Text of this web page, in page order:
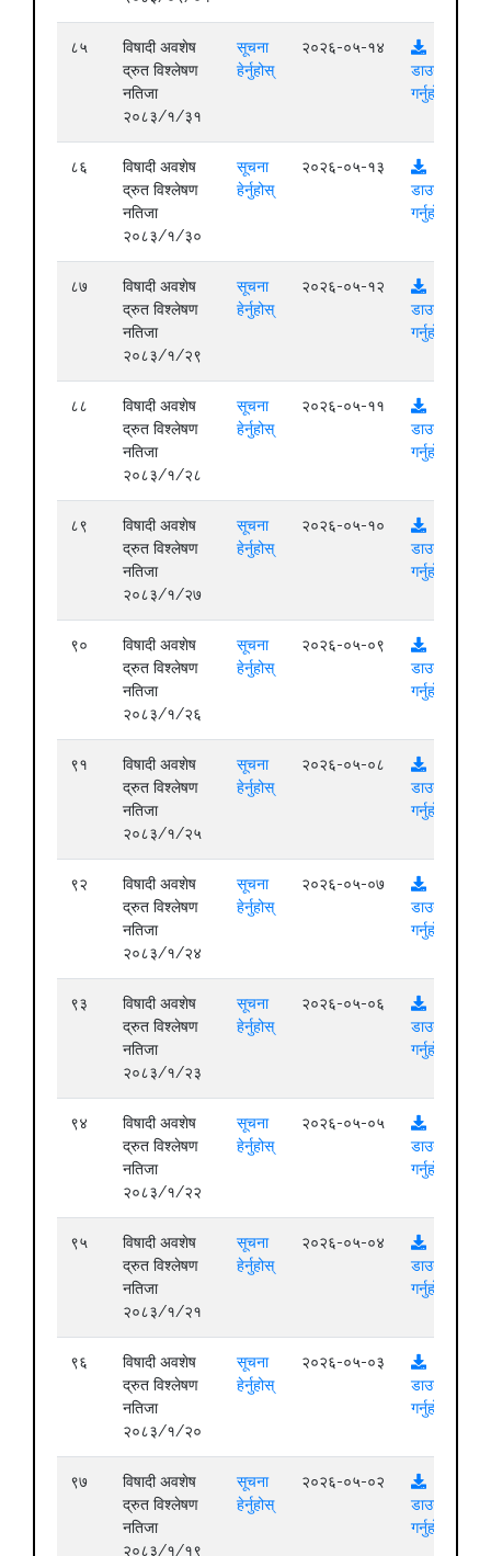
८५
विषादी अवशेष
द्रुत विश्लेषण
नतिजा
२०८३/१/३१
सूचना
हेर्नुहोस्
२०२६-०५-१४
डाउनलोड
गर्नुहोस्
८६
विषादी अवशेष
द्रुत विश्लेषण
नतिजा
२०८३/१/३०
सूचना
हेर्नुहोस्
२०२६-०५-१३
डाउनलोड
गर्नुहोस्
८७
विषादी अवशेष
द्रुत विश्लेषण
नतिजा
२०८३/१/२९
सूचना
हेर्नुहोस्
२०२६-०५-१२
डाउनलोड
गर्नुहोस्
८८
विषादी अवशेष
द्रुत विश्लेषण
नतिजा
२०८३/१/२८
सूचना
हेर्नुहोस्
२०२६-०५-११
डाउनलोड
गर्नुहोस्
८९
विषादी अवशेष
द्रुत विश्लेषण
नतिजा
२०८३/१/२७
सूचना
हेर्नुहोस्
२०२६-०५-१०
डाउनलोड
गर्नुहोस्
९०
विषादी अवशेष
द्रुत विश्लेषण
नतिजा
२०८३/१/२६
सूचना
हेर्नुहोस्
२०२६-०५-०९
डाउनलोड
गर्नुहोस्
९१
विषादी अवशेष
द्रुत विश्लेषण
नतिजा
२०८३/१/२५
सूचना
हेर्नुहोस्
२०२६-०५-०८
डाउनलोड
गर्नुहोस्
९२
विषादी अवशेष
द्रुत विश्लेषण
नतिजा
२०८३/१/२४
सूचना
हेर्नुहोस्
२०२६-०५-०७
डाउनलोड
गर्नुहोस्
९३
विषादी अवशेष
द्रुत विश्लेषण
नतिजा
२०८३/१/२३
सूचना
हेर्नुहोस्
२०२६-०५-०६
डाउनलोड
गर्नुहोस्
९४
विषादी अवशेष
द्रुत विश्लेषण
नतिजा
२०८३/१/२२
सूचना
हेर्नुहोस्
२०२६-०५-०५
डाउनलोड
गर्नुहोस्
९५
विषादी अवशेष
द्रुत विश्लेषण
नतिजा
२०८३/१/२१
सूचना
हेर्नुहोस्
२०२६-०५-०४
डाउनलोड
गर्नुहोस्
९६
विषादी अवशेष
द्रुत विश्लेषण
नतिजा
२०८३/१/२०
सूचना
हेर्नुहोस्
२०२६-०५-०३
डाउनलोड
गर्नुहोस्
९७
विषादी अवशेष
द्रुत विश्लेषण
नतिजा
२०८३/१/१९
सूचना
हेर्नुहोस्
२०२६-०५-०२
डाउनलोड
गर्नुहोस्